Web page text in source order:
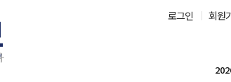
로그인 회원